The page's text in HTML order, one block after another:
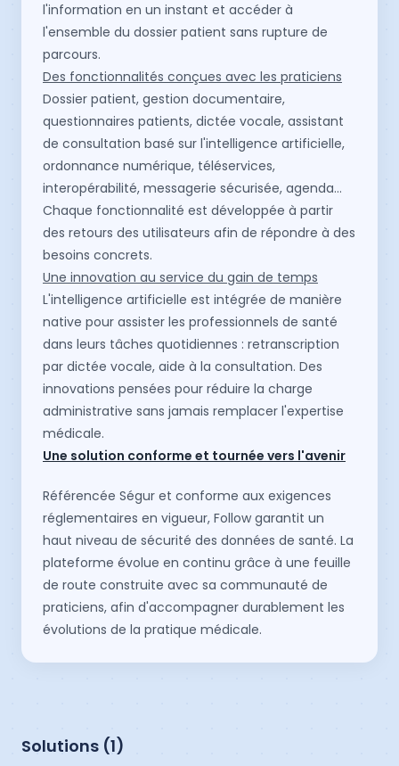
l'information en un instant et accéder à
l'ensemble du dossier patient sans rupture de
parcours.
Des fonctionnalités conçues avec les praticiens
Dossier patient, gestion documentaire,
questionnaires patients, dictée vocale, assistant
de consultation basé sur l'intelligence artificielle,
ordonnance numérique, téléservices,
interopérabilité, messagerie sécurisée, agenda…
Chaque fonctionnalité est développée à partir
des retours des utilisateurs afin de répondre à des
besoins concrets.
Une innovation au service du gain de temps
L'intelligence artificielle est intégrée de manière
native pour assister les professionnels de santé
dans leurs tâches quotidiennes : retranscription
par dictée vocale, aide à la consultation. Des
innovations pensées pour réduire la charge
administrative sans jamais remplacer l'expertise
médicale.
Une solution conforme et tournée vers l'avenir
Référencée Ségur et conforme aux exigences
réglementaires en vigueur, Follow garantit un
haut niveau de sécurité des données de santé. La
plateforme évolue en continu grâce à une feuille
de route construite avec sa communauté de
praticiens, afin d'accompagner durablement les
évolutions de la pratique médicale.
Solutions (1)